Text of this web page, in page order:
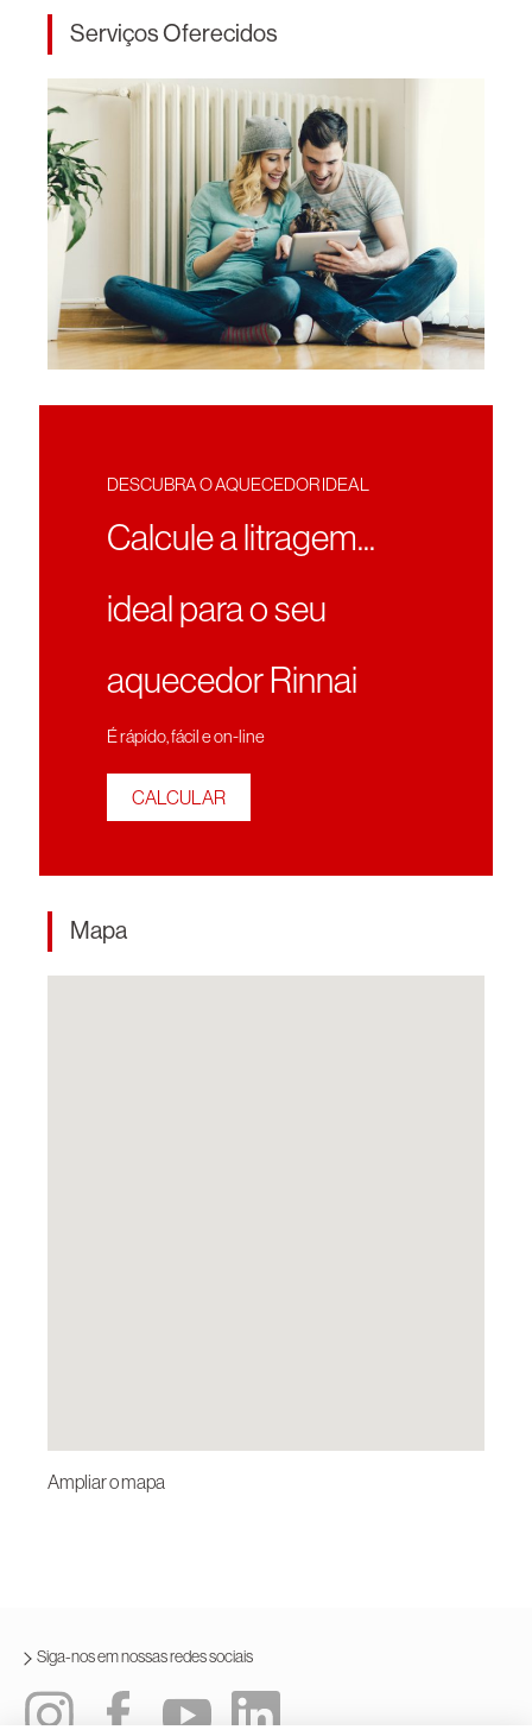
Serviços Oferecidos
DESCUBRA O AQUECEDOR IDEAL
Calcule a litragem...
ideal para o seu
aquecedor Rinnai
É rápído, fácil e on-line
CALCULAR
Mapa
Ampliar o mapa
Siga-nos em nossas redes sociais